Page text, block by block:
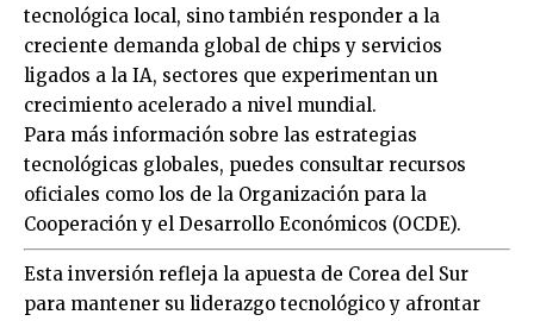
tecnológica local, sino también responder a la
creciente demanda global de chips y servicios
ligados a la IA, sectores que experimentan un
crecimiento acelerado a nivel mundial.
Para más información sobre las estrategias
tecnológicas globales, puedes consultar recursos
oficiales como los de la Organización para la
Cooperación y el Desarrollo Económicos (OCDE).
Esta inversión refleja la apuesta de Corea del Sur
para mantener su liderazgo tecnológico y afrontar